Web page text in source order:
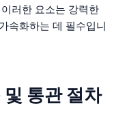
러한 요소는 강력한
속화하는 데 필수입니
통관 절차